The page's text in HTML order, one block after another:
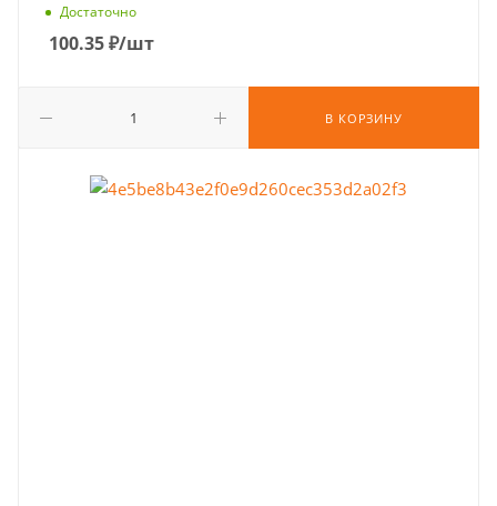
Достаточно
100.35₽/шт
В КОРЗИНУ